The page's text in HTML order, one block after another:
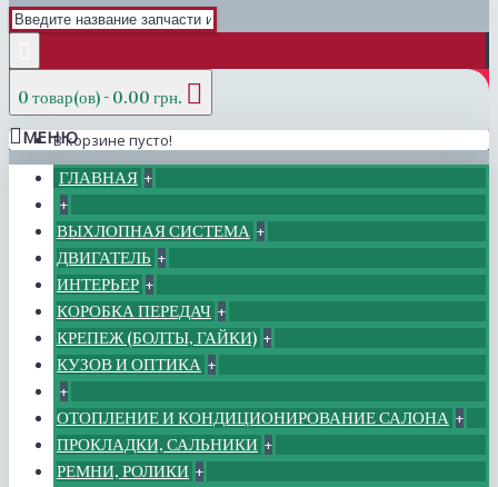
0 товар(ов) - 0.00 грн.
В корзине пусто!
МЕНЮ
ГЛАВНАЯ +
+
ВЫХЛОПНАЯ СИСТЕМА +
ДВИГАТЕЛЬ +
ИНТЕРЬЕР +
КОРОБКА ПЕРЕДАЧ +
КРЕПЕЖ (БОЛТЫ, ГАЙКИ) +
КУЗОВ И ОПТИКА +
+
ОТОПЛЕНИЕ И КОНДИЦИОНИРОВАНИЕ САЛОНА +
ПРОКЛАДКИ, САЛЬНИКИ +
РЕМНИ, РОЛИКИ +